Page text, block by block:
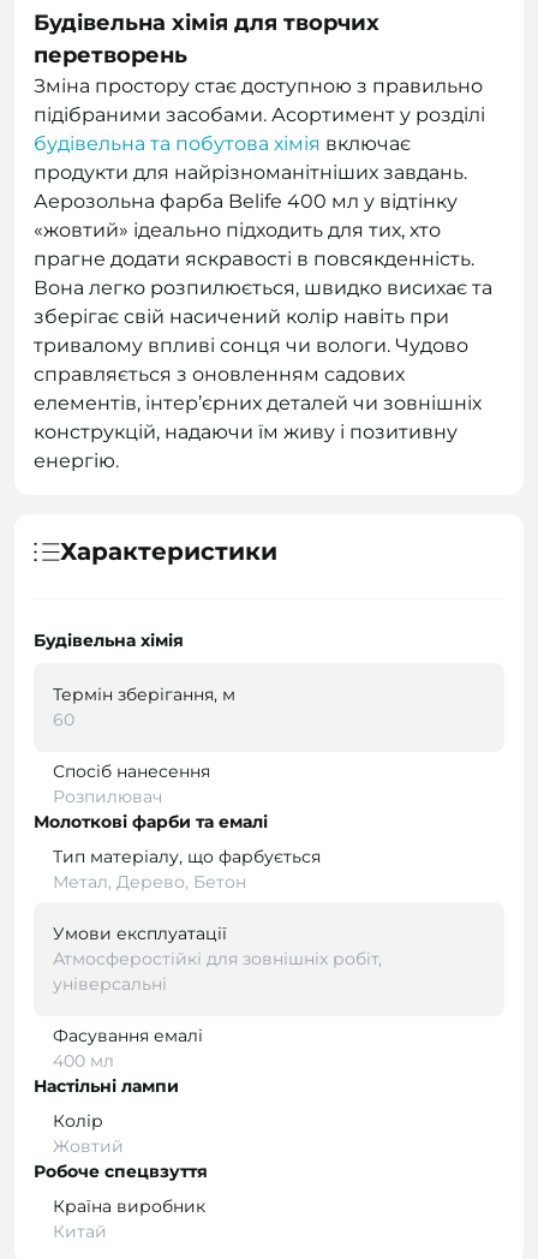
Будівельна хімія для творчих
перетворень
Зміна простору стає доступною з правильно
підібраними засобами. Асортимент у розділі
будівельна та побутова хімія включає
продукти для найрізноманітніших завдань.
Аерозольна фарба Belife 400 мл у відтінку
«жовтий» ідеально підходить для тих, хто
прагне додати яскравості в повсякденність.
Вона легко розпилюється, швидко висихає та
зберігає свій насичений колір навіть при
тривалому впливі сонця чи вологи. Чудово
справляється з оновленням садових
елементів, інтер’єрних деталей чи зовнішніх
конструкцій, надаючи їм живу і позитивну
енергію.
Характеристики
Будівельна хімія
Термін зберігання, м
60
Спосіб нанесення
Розпилювач
Молоткові фарби та емалі
Тип матеріалу, що фарбується
Метал, Дерево, Бетон
Умови експлуатації
Атмосферостійкі для зовнішніх робіт,
універсальні
Фасування емалі
400 мл
Настільні лампи
Колір
Жовтий
Робоче спецвзуття
Країна виробник
Китай